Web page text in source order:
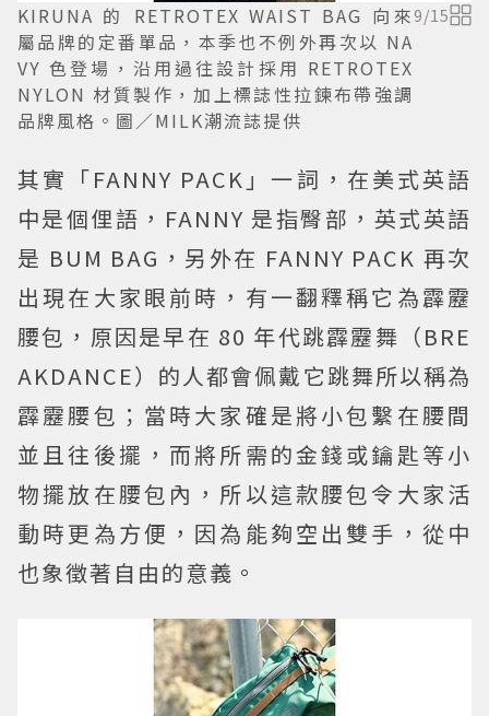
KIRUNA 的 RETROTEX WAIST BAG 向來
屬品牌的定番單品，本季也不例外再次以 NA
VY 色登場，沿用過往設計採用 RETROTEX
NYLON 材質製作，加上標誌性拉鍊布帶強調
品牌風格。圖／MILK潮流誌提供
9/15
其實「FANNY PACK」一詞，在美式英語
中是個俚語，FANNY 是指臀部，英式英語
是 BUM BAG，另外在 FANNY PACK 再次
出現在大家眼前時，有一翻釋稱它為霹靂
腰包，原因是早在 80 年代跳霹靂舞（BRE
AKDANCE）的人都會佩戴它跳舞所以稱為
霹靂腰包；當時大家確是將小包繫在腰間
並且往後擺，而將所需的金錢或鑰匙等小
物擺放在腰包內，所以這款腰包令大家活
動時更為方便，因為能夠空出雙手，從中
也象徵著自由的意義。